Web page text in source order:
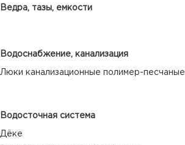
Ведра, тазы, емкости
Водоснабжение, канализация
Люки канализационные полимер-песчаные
Водосточная система
Дёке